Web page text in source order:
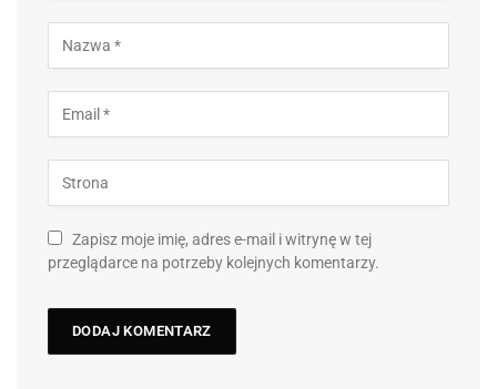
Zapisz moje imię, adres e-mail i witrynę w tej
przeglądarce na potrzeby kolejnych komentarzy.